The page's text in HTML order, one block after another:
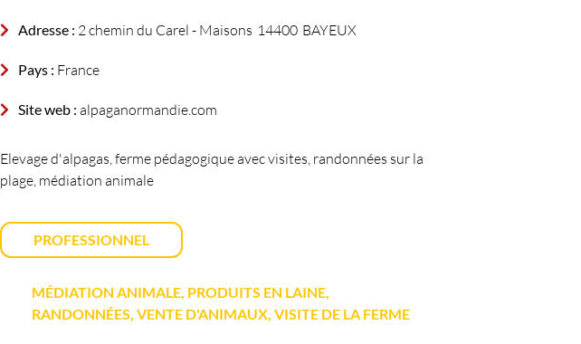
Adresse : 2 chemin du Carel - Maisons 14400 BAYEUX
Pays : France
Site web : alpaganormandie.com
Elevage d'alpagas, ferme pédagogique avec visites, randonnées sur la
plage, médiation animale
PROFESSIONNEL
MÉDIATION ANIMALE, PRODUITS EN LAINE,
RANDONNÉES, VENTE D'ANIMAUX, VISITE DE LA FERME